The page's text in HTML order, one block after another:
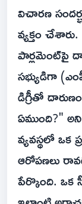
విచారణ
వ్యక్తం
పార్లమెంట్‌పై
సభ్యుడిగా
డిగ్రీతో
ఏముంది?"
వ్యవస్థలో ఒక
ఆరోపణలు
పేర్కొంది.